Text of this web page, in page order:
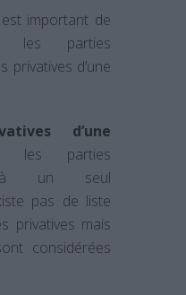
important de
les parties
privatives d’une
d’une
les parties
un seul
pas de liste
privatives mais
considérées